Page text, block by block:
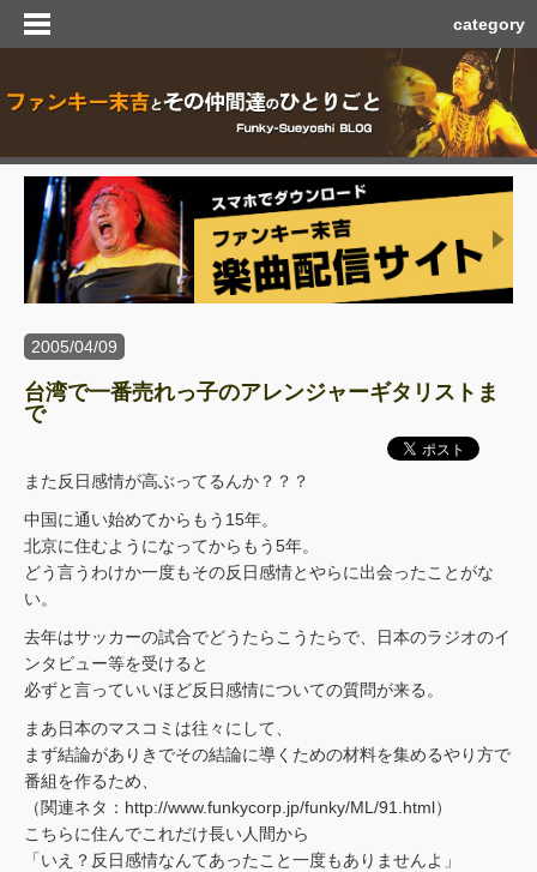
category
2005/04/09
台湾で一番売れっ子のアレンジャーギタリストま
で
また反日感情が高ぶってるんか？？？
中国に通い始めてからもう15年。
北京に住むようになってからもう5年。
どう言うわけか一度もその反日感情とやらに出会ったことがな
い。
去年はサッカーの試合でどうたらこうたらで、日本のラジオのイ
ンタビュー等を受けると
必ずと言っていいほど反日感情についての質問が来る。
まあ日本のマスコミは往々にして、
まず結論がありきでその結論に導くための材料を集めるやり方で
番組を作るため、
（関連ネタ：http://www.funkycorp.jp/funky/ML/91.html）
こちらに住んでこれだけ長い人間から
「いえ？反日感情なんてあったこと一度もありませんよ」